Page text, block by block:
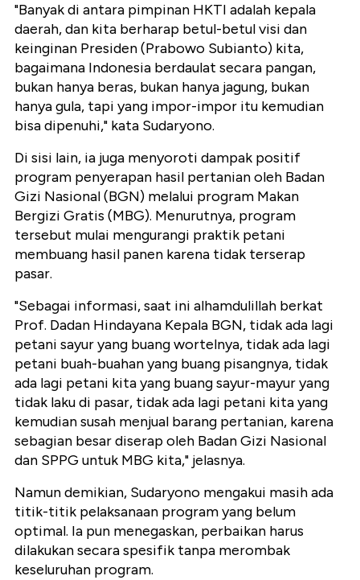
"Banyak di antara pimpinan HKTI adalah kepala
daerah, dan kita berharap betul-betul visi dan
keinginan Presiden (Prabowo Subianto) kita,
bagaimana Indonesia berdaulat secara pangan,
bukan hanya beras, bukan hanya jagung, bukan
hanya gula, tapi yang impor-impor itu kemudian
bisa dipenuhi," kata Sudaryono.
Di sisi lain, ia juga menyoroti dampak positif
program penyerapan hasil pertanian oleh Badan
Gizi Nasional (BGN) melalui program Makan
Bergizi Gratis (MBG). Menurutnya, program
tersebut mulai mengurangi praktik petani
membuang hasil panen karena tidak terserap
pasar.
"Sebagai informasi, saat ini alhamdulillah berkat
Prof. Dadan Hindayana Kepala BGN, tidak ada lagi
petani sayur yang buang wortelnya, tidak ada lagi
petani buah-buahan yang buang pisangnya, tidak
ada lagi petani kita yang buang sayur-mayur yang
tidak laku di pasar, tidak ada lagi petani kita yang
kemudian susah menjual barang pertanian, karena
sebagian besar diserap oleh Badan Gizi Nasional
dan SPPG untuk MBG kita," jelasnya.
Namun demikian, Sudaryono mengakui masih ada
titik-titik pelaksanaan program yang belum
optimal. Ia pun menegaskan, perbaikan harus
dilakukan secara spesifik tanpa merombak
keseluruhan program.